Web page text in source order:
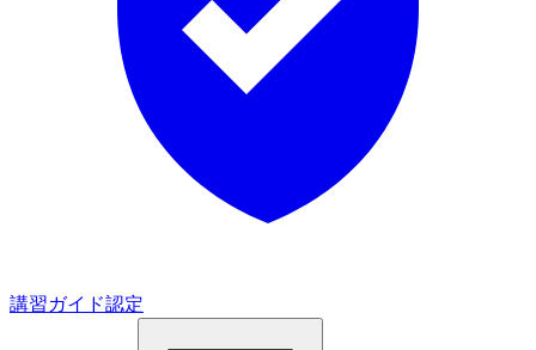
講習ガイド認定